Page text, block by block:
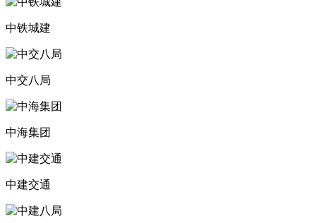
中铁城建
中交八局
中海集团
中建交通